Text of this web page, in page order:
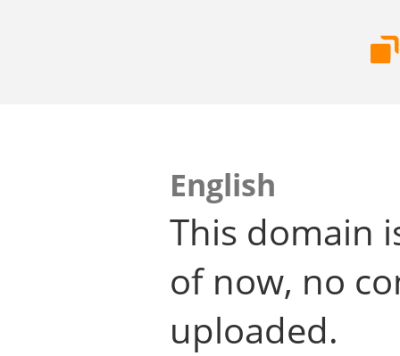
English
This domain
of now, no
uploaded.